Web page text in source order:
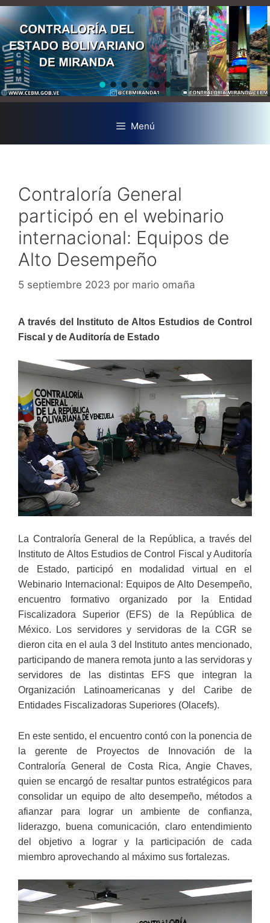
Menú
Contraloría General
participó en el webinario
internacional: Equipos de
Alto Desempeño
5 septiembre 2023 por mario omaña
A través del Instituto de Altos Estudios de Control
Fiscal y de Auditoría de Estado
La Contraloría General de la República, a través del
Instituto de Altos Estudios de Control Fiscal y Auditoría
de Estado, participó en modalidad virtual en el
Webinario Internacional: Equipos de Alto Desempeño,
encuentro formativo organizado por la Entidad
Fiscalizadora Superior (EFS) de la República de
México. Los servidores y servidoras de la CGR se
dieron cita en el aula 3 del Instituto antes mencionado,
participando de manera remota junto a las servidoras y
servidores de las distintas EFS que integran la
Organización Latinoamericanas y del Caribe de
Entidades Fiscalizadoras Superiores (Olacefs).
En este sentido, el encuentro contó con la ponencia de
la gerente de Proyectos de Innovación de la
Contraloría General de Costa Rica, Angie Chaves,
quien se encargó de resaltar puntos estratégicos para
consolidar un equipo de alto desempeño, métodos a
afianzar para lograr un ambiente de confianza,
liderazgo, buena comunicación, claro entendimiento
del objetivo a lograr y la participación de cada
miembro aprovechando al máximo sus fortalezas.